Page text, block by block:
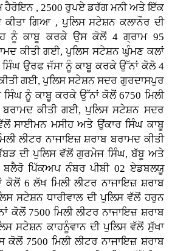
ਹੈਰੋਇਨ , 2500 ਰੁਪਏ ਡਰੱਗ ਮਨੀ ਅਤੇ ਇੱਕ
ਕੀਤਾ ਗਿਆ , ਪੁਲਿਸ ਸਟੇਸ਼ਨ ਕਲਾਨੌਰ ਦੀ
ਨੂੰ ਕਾਬੂ ਕਰਕੇ ਉਸ ਕੋਲੋਂ 4 ਗ੍ਰਾਮ 95
ਕੀਤੀ ਗਈ, ਪੁਲਿਸ ਸਟੇਸ਼ਨ ਘੁੰਮਣ ਕਲਾਂ
ਸਿੰਘ ਉਰਫ ਜੱਸਾ ਨੂੰ ਕਾਬੂ ਕਰਕੇ ਉੱਨਾਂ ਕੋਲੋ 4
ਗਈ, ਪੁਲਿਸ ਸਟੇਸ਼ਨ ਸਦਰ ਗੁਰਦਾਸਪੁਰ
ਸਿੰਘ ਨੂੰ ਕਾਬੂ ਕਰਕੇ ਉੱਨਾਂ ਕੋਲੋਂ 6750 ਮਿਲੀ
ਬਰਾਮਦ ਕੀਤੀ ਗਈ, ਪੁਲਿਸ ਸਟੇਸ਼ਨ ਸਦਰ
ਸਾਈਮਨ ਮਸੀਹ ਅਤੇ ਉਂਕਾਰ ਸਿੰਘ ਕਾਬੂ
ਲੀਟਰ ਨਾਜਾਇਜ਼ ਸ਼ਰਾਬ ਬਰਾਮਦ ਕੀਤੀ
ਦੀ ਪੁਲਿਸ ਵੱਲੋਂ ਗੁਰਮੇਜ ਸਿੰਘ, ਬੱਬੂ ਅਤੇ
ਬਲੈਰੋ ਪਿੱਕਅਪ ਨੰਬਰ ਪੀਬੀ 02 ਏਡਬਲਯੂ
6 ਲੱਖ ਮਿਲੀ ਲੀਟਰ ਨਾਜਾਇਜ਼ ਸ਼ਰਾਬ
ਸਟੇਸ਼ਨ ਧਾਰੀਵਾਲ ਦੀ ਪੁਲਿਸ ਵੱਲੋਂ ਹਰੁਨ
ਕੋਲੋਂ 7500 ਮਿਲੀ ਲੀਟਰ ਨਾਜਾਇਜ਼ ਸ਼ਰਾਬ
ਸਟੇਸ਼ਨ ਕਾਹਨੂੰਵਾਨ ਦੀ ਪੁਲਿਸ ਵੱਲੋਂ ਸੁੱਖਾ
7500 ਮਿਲੀ ਲੀਟਰ ਨਾਜਾਇਜ਼ ਸ਼ਰਾਬ